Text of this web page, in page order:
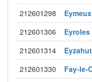
212601298 Eymeux
212601306 Eyroles
212601314 Eyzahut
212601330 Fay-le-